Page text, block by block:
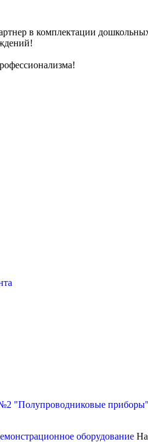
в комплектации
оборудование